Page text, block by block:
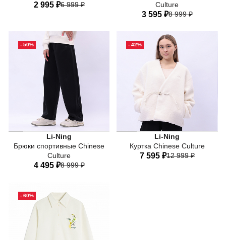
Мягкая и дышащая ткань подарит вам комфорт, а
2 995 ₽6 999 ₽
44 46
48
50
52 54
Culture
3 595 ₽8 999 ₽
42 46
52
- 50%
Li-Ning
Брюки спортивные Chinese
Culture
Стиль и функциональность в каждом шаге!
4 495 ₽8 999 ₽
40
52
- 42%
Li-Ning
Куртка Chinese Culture
Куртка Li-Ning Chinese
Благодаря современным
7 595 ₽12 999 ₽
- 60%